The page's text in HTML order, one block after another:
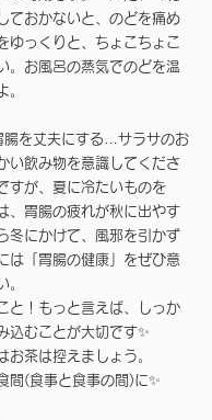
ておかないと、のどを痛め
ゆっくりと、ちょこちょこ
。お風呂の蒸気でのどを温
。
腸を丈夫にする…サラサのお
い飲み物を意識してくださ
すが、夏に冷たいものを
、胃腸の疲れが秋に出やす
冬にかけて、風邪を引かず
は「胃腸の健康」をぜひ意
。
と！もっと言えば、しっか
込むことが大切です✨
お茶は控えましょう。
間(食事と食事の間)に✨